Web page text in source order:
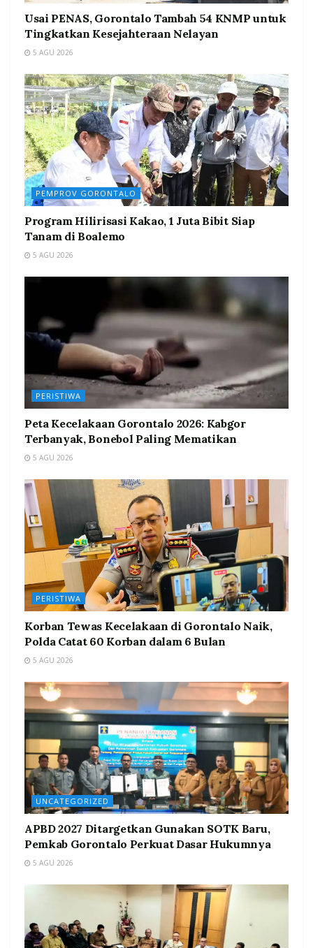
Usai PENAS, Gorontalo Tambah 54 KNMP untuk
Tingkatkan Kesejahteraan Nelayan
5 AGU 2026
PEMPROV GORONTALO
Program Hilirisasi Kakao, 1 Juta Bibit Siap
Tanam di Boalemo
5 AGU 2026
PERISTIWA
Peta Kecelakaan Gorontalo 2026: Kabgor
Terbanyak, Bonebol Paling Mematikan
5 AGU 2026
PERISTIWA
Korban Tewas Kecelakaan di Gorontalo Naik,
Polda Catat 60 Korban dalam 6 Bulan
5 AGU 2026
UNCATEGORIZED
APBD 2027 Ditargetkan Gunakan SOTK Baru,
Pemkab Gorontalo Perkuat Dasar Hukumnya
5 AGU 2026